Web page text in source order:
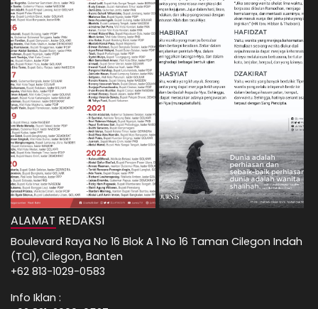
ALAMAT REDAKSI
Boulevard Raya No 16 Blok A 1 No 16 Taman Cilegon Indah
(TCI), Cilegon, Banten
+62 813-1029-0583
Info Iklan :